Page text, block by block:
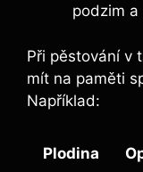
podzim a
Při pěstování v
mít na paměti
Například:
Plodina